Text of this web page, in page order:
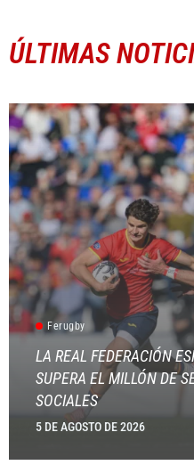
ÚLTIMAS
Ferugby
LA REAL FEDERACIÓN
SUPERA EL MILLÓN DE
SOCIALES
5 DE AGOSTO DE 2026